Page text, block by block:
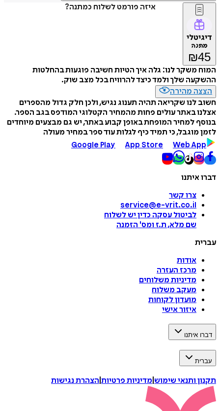
איזה פורמט לשלוח כמתנה?
דיגיטלי
מתנה
₪45
המוח משקר לנו: גלה איך הטיות חשיבה פוגעות בהחלטות
ההשקעה שלך ולמד כיצד להרוויח בכל מצב שוק.
הצצה מהירה
חשוב לנו שקריאה תהיה תענוג נגיש, ולכן חלק גדול מהספרים
אצלנו באתר עולים פחות מהמחיר הקטלוגי המודפס בגב הספר.
בנוסף למחיר המופחת באופן קבוע באתר, יש גם מבצעים מיוחדים
לזמן מוגבל, כי תמיד כיף לגלות עוד ספר במחיר מעולה
Google Play
App Store Web App
דברו איתנו
צרו קשר
service@e-vrit.co.il
לביטול עסקה כדין יש לשלוח
שם מלא, ת.ז ומס' הזמנה
עברית
אודות
מרכז העזרה
מדיניות משלוחים
מעקב משלוח
מועדון לקוחות
איזור אישי
דברו איתנו
עברית
תקנון ותנאי שימוש מדיניות פרטיות הצהרת נגישות